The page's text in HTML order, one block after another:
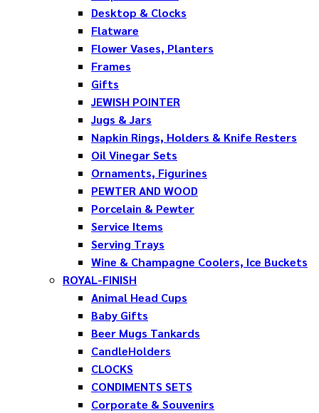
Desktop & Clocks
Flatware
Flower Vases, Planters
Frames
Gifts
JEWISH POINTER
Jugs & Jars
Napkin Rings, Holders & Knife Resters
Oil Vinegar Sets
Ornaments, Figurines
PEWTER AND WOOD
Porcelain & Pewter
Service Items
Serving Trays
Wine & Champagne Coolers, Ice Buckets
ROYAL-FINISH
Animal Head Cups
Baby Gifts
Beer Mugs Tankards
CandleHolders
CLOCKS
CONDIMENTS SETS
Corporate & Souvenirs